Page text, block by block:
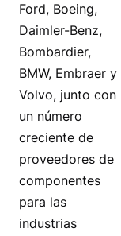
Ford, Boeing,
Daimler-Benz,
Bombardier,
BMW, Embraer y
Volvo, junto con
un número
creciente de
proveedores de
componentes
para las
industrias